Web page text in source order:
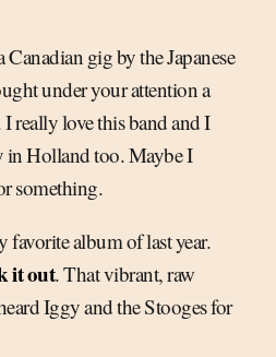
gig by the Japanese
under your attention a
I really love this band and I
in Holland too. Maybe I
something.
album of last year.
it out. That vibrant, raw
Iggy and the Stooges for